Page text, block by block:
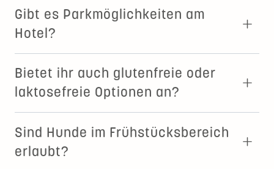
Gibt es Parkmöglichkeiten am
Hotel?
Bietet ihr auch glutenfreie oder
laktosefreie Optionen an?
Sind Hunde im Frühstücksbereich
erlaubt?